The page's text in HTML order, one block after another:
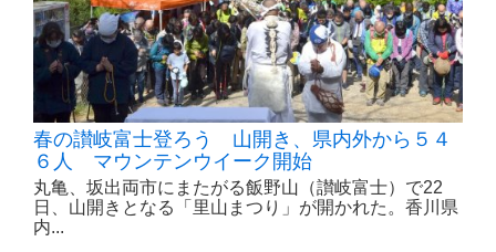
春の讃岐富士登ろう 山開き、県内外から５４
６人 マウンテンウイーク開始
丸亀、坂出両市にまたがる飯野山（讃岐富士）で22
日、山開きとなる「里山まつり」が開かれた。香川県
内...